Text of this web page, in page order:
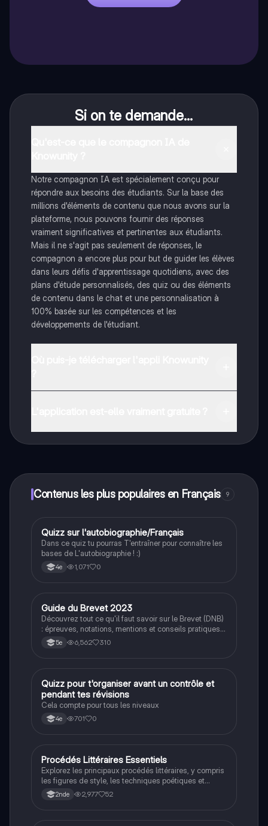
Si on te demande...
Notre compagnon IA est spécialement conçu pour
répondre aux besoins des étudiants. Sur la base des
millions d'éléments de contenu que nous avons sur la
plateforme, nous pouvons fournir des réponses
vraiment significatives et pertinentes aux étudiants.
Mais il ne s'agit pas seulement de réponses, le
compagnon a encore plus pour but de guider les élèves
dans leurs défis d'apprentissage quotidiens, avec des
plans d'étude personnalisés, des quiz ou des éléments
de contenu dans le chat et une personnalisation à
100% basée sur les compétences et les
développements de l'étudiant.
limites!
Contenus les plus populaires en Français 9
QFrançais
Quizz sur l'autobiographie/Français
Dans ce quiz tu pourras T'entraîner pour connaître les
bases de L'autobiographie ! :)
4e 1,071 0
Méthodo
Guide du Brevet 2023
Découvrez tout ce qu'il faut savoir sur le Brevet (DNB)
: épreuves, notations, mentions et conseils pratiques
pour réussir. Ce document inclut des informations sur
les épreuves de français, maths, sciences, et histoire-
5e 6,562 310
QMéthodo
Quizz pour t'organiser avant un contrôle et
pendant tes révisions
Cela compte pour tous les niveaux
4e 701 0
Français
Procédés Littéraires Essentiels
Explorez les principaux procédés littéraires, y compris
les figures de style, les techniques poétiques et
narratives. Ce résumé détaillé présente des
définitions claires et des exemples pertinents pour
2nde 2,977 52